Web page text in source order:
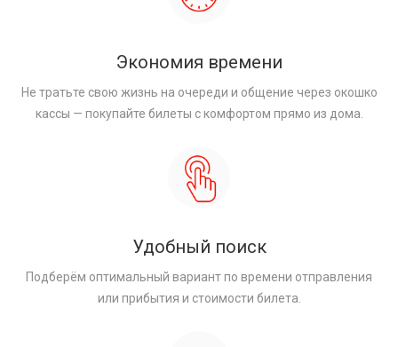
Экономия времени
Не тратьте свою жизнь на очереди и общение через окошко
кассы — покупайте билеты с комфортом прямо из дома.
Удобный поиск
Подберём оптимальный вариант по времени отправления
или прибытия и стоимости билета.